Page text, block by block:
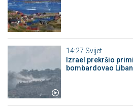
14:27 Svijet
Izrael prekršio
bombardovao Liban